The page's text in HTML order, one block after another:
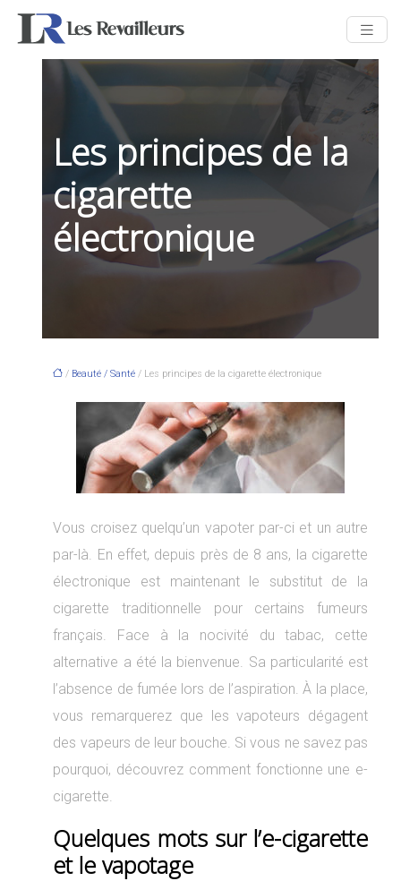
Les principes de la
cigarette
électronique
/ Beauté / Santé / Les principes de la cigarette électronique
Vous croisez quelqu’un vapoter par-ci et un autre
par-là. En effet, depuis près de 8 ans, la cigarette
électronique est maintenant le substitut de la
cigarette traditionnelle pour certains fumeurs
français. Face à la nocivité du tabac, cette
alternative a été la bienvenue. Sa particularité est
l’absence de fumée lors de l’aspiration. À la place,
vous remarquerez que les vapoteurs dégagent
des vapeurs de leur bouche. Si vous ne savez pas
pourquoi, découvrez comment fonctionne une e-
cigarette.
Quelques mots sur l’e-cigarette
et le vapotage